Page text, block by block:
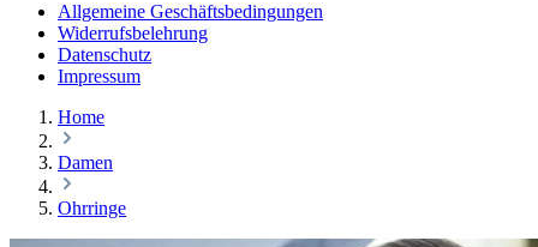
Allgemeine Geschäftsbedingungen
Widerrufsbelehrung
Datenschutz
Impressum
Home
Damen
Ohrringe